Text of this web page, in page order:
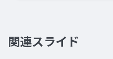
関連スライド